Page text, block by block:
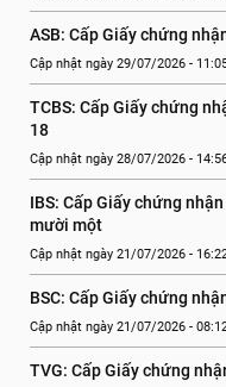
ASB: Cấp Giấy chứng
Cập nhật ngày 29/07/2026 -
TCBS: Cấp Giấy chứng
18
Cập nhật ngày 28/07/2026 -
IBS: Cấp Giấy chứng
mười một
Cập nhật ngày 21/07/2026 -
BSC: Cấp Giấy chứng
Cập nhật ngày 21/07/2026 -
TVG: Cấp Giấy chứng